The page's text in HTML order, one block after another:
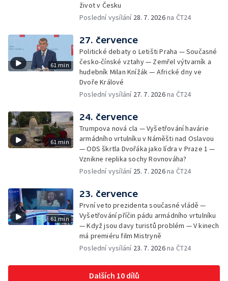
život v Česku
Poslední vysílání 28. 7. 2026na ČT24
61 min
27. července
Politické debaty o Letišti Praha — Současné
česko-čínské vztahy — Zemřel výtvarník a
hudebník Milan Knížák — Africké dny ve
Dvoře Králové
Poslední vysílání 27. 7. 2026na ČT24
61 min
24. července
Trumpova nová cla — Vyšetřování havárie
armádního vrtulníku v Náměšti nad Oslavou
— ODS škrtla Dvořáka jako lídra v Praze 1 —
Vznikne replika sochy Rovnováha?
Poslední vysílání 25. 7. 2026na ČT24
61 min
23. července
První veto prezidenta současné vládě —
Vyšetřování příčin pádu armádního vrtulníku
— Když jsou davy turistů problém — V kinech
má premiéru film Mistryně
Poslední vysílání 23. 7. 2026na ČT24
Dalších 10 dílů